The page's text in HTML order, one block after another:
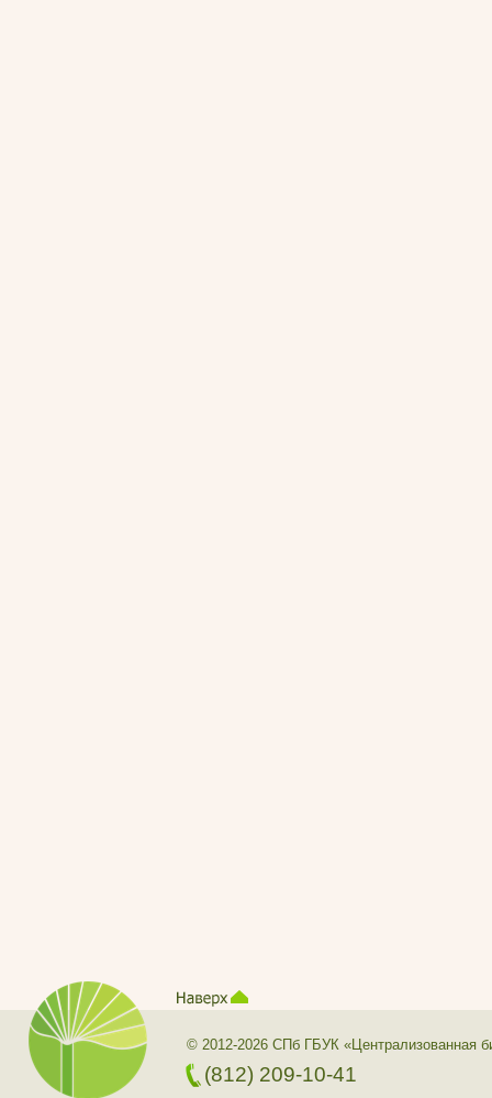
© 2012-2026 СПб ГБУК «Централизованная
(812) 209-10-41